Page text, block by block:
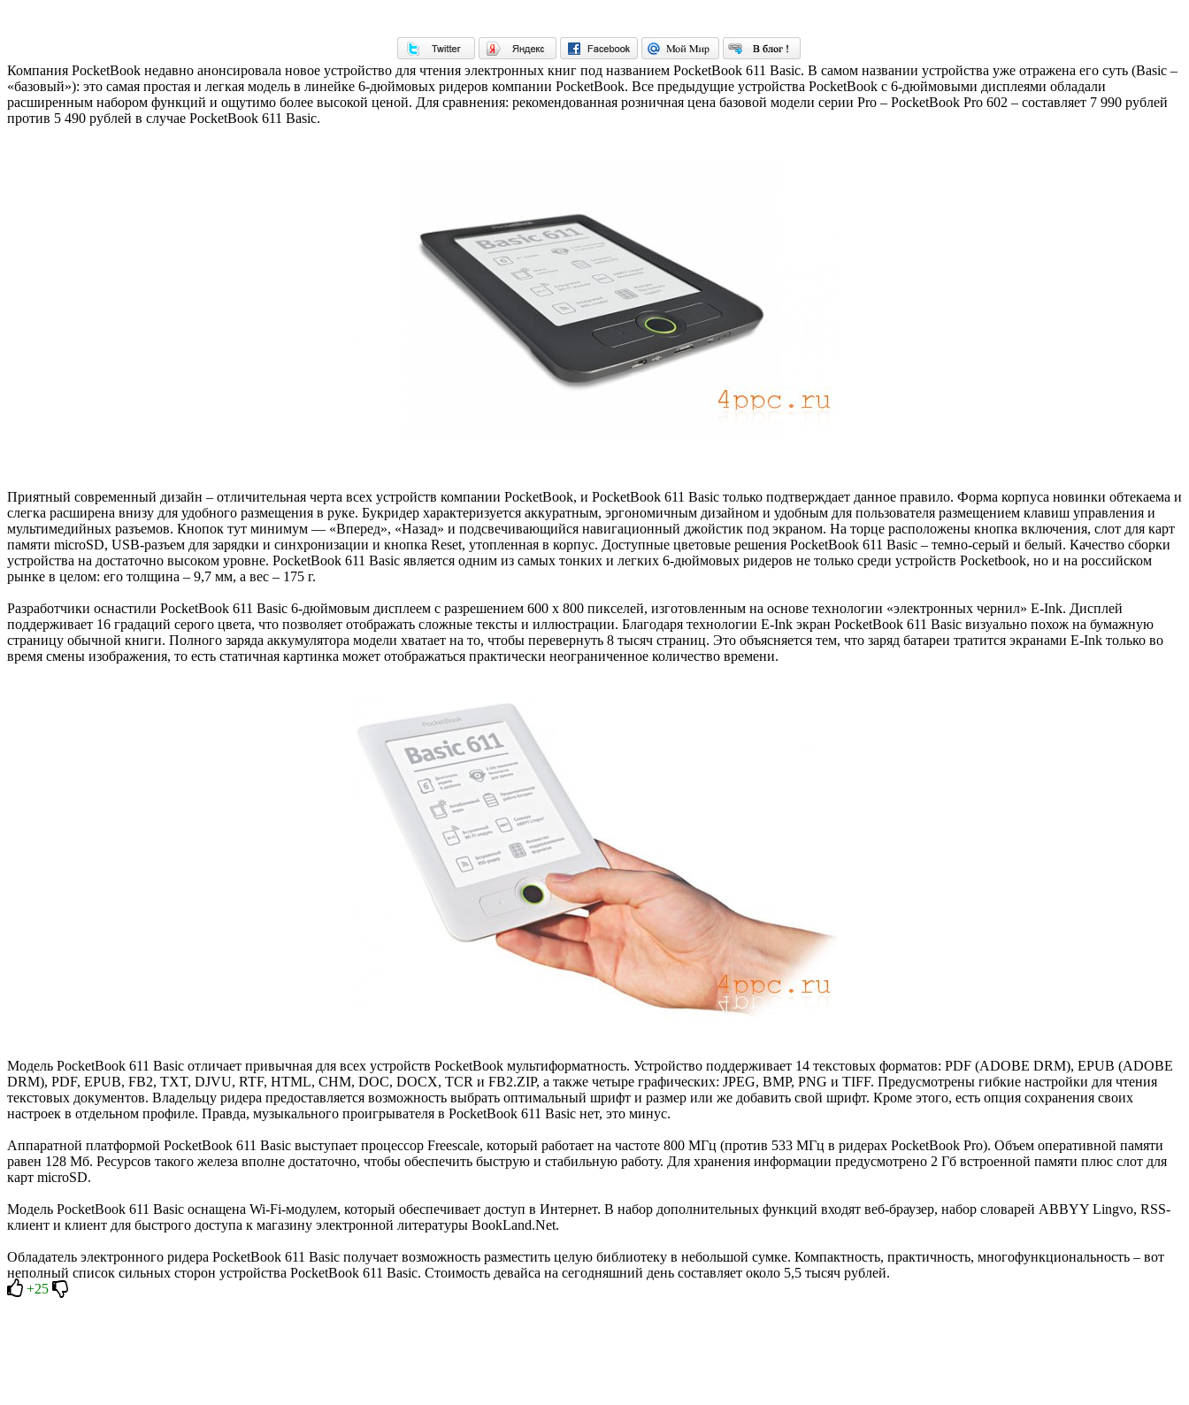
Компания PocketBook недавно анонсировала новое устройство для чтения электронных книг под названием PocketBook 611 Basic. В самом названии устройства уже отражена его суть (Basic –
«базовый»): это самая простая и легкая модель в линейке 6-дюймовых ридеров компании PocketBook. Все предыдущие устройства PocketBook с 6-дюймовыми дисплеями обладали
расширенным набором функций и ощутимо более высокой ценой. Для сравнения: рекомендованная розничная цена базовой модели серии Pro – PocketBook Pro 602 – составляет 7 990 рублей
против 5 490 рублей в случае PocketBook 611 Basic.
Приятный современный дизайн – отличительная черта всех устройств компании PocketBook, и PocketBook 611 Basic только подтверждает данное правило. Форма корпуса новинки обтекаема и
слегка расширена внизу для удобного размещения в руке. Букридер характеризуется аккуратным, эргономичным дизайном и удобным для пользователя размещением клавиш управления и
мультимедийных разъемов. Кнопок тут минимум — «Вперед», «Назад» и подсвечивающийся навигационный джойстик под экраном. На торце расположены кнопка включения, слот для карт
памяти microSD, USB-разъем для зарядки и синхронизации и кнопка Reset, утопленная в корпус. Доступные цветовые решения PocketBook 611 Basic – темно-серый и белый. Качество сборки
устройства на достаточно высоком уровне. PocketBook 611 Basic является одним из самых тонких и легких 6-дюймовых ридеров не только среди устройств Pocketbook, но и на российском
рынке в целом: его толщина – 9,7 мм, а вес – 175 г.
Разработчики оснастили PocketBook 611 Basic 6-дюймовым дисплеем с разрешением 600 х 800 пикселей, изготовленным на основе технологии «электронных чернил» Е-Ink. Дисплей
поддерживает 16 градаций серого цвета, что позволяет отображать сложные тексты и иллюстрации. Благодаря технологии Е-Ink экран PocketBook 611 Basic визуально похож на бумажную
страницу обычной книги. Полного заряда аккумулятора модели хватает на то, чтобы перевернуть 8 тысяч страниц. Это объясняется тем, что заряд батареи тратится экранами E-Ink только во
время смены изображения, то есть статичная картинка может отображаться практически неограниченное количество времени.
Модель PocketBook 611 Basic отличает привычная для всех устройств PocketBook мультиформатность. Устройство поддерживает 14 текстовых форматов: PDF (ADOBE DRM), EPUB (ADOBE
DRM), PDF, EPUB, FB2, TXT, DJVU, RTF, HTML, CHM, DOC, DOCX, TCR и FB2.ZIP, а также четыре графических: JPEG, BMP, PNG и TIFF. Предусмотрены гибкие настройки для чтения
текстовых документов. Владельцу ридера предоставляется возможность выбрать оптимальный шрифт и размер или же добавить свой шрифт. Кроме этого, есть опция сохранения своих
настроек в отдельном профиле. Правда, музыкального проигрывателя в PocketBook 611 Basic нет, это минус.
Аппаратной платформой PocketBook 611 Basic выступает процессор Freescale, который работает на частоте 800 МГц (против 533 МГц в ридерах PocketBook Pro). Объем оперативной памяти
равен 128 Мб. Ресурсов такого железа вполне достаточно, чтобы обеспечить быструю и стабильную работу. Для хранения информации предусмотрено 2 Гб встроенной памяти плюс слот для
карт microSD.
Модель PocketBook 611 Basic оснащена Wi-Fi-модулем, который обеспечивает доступ в Интернет. В набор дополнительных функций входят веб-браузер, набор словарей ABBYY Lingvo, RSS-
клиент и клиент для быстрого доступа к магазину электронной литературы BookLand.Net.
Обладатель электронного ридера PocketBook 611 Basic получает возможность разместить целую библиотеку в небольшой сумке. Компактность, практичность, многофункциональность – вот
неполный список сильных сторон устройства PocketBook 611 Basic. Стоимость девайса на сегодняшний день составляет около 5,5 тысяч рублей.
+25